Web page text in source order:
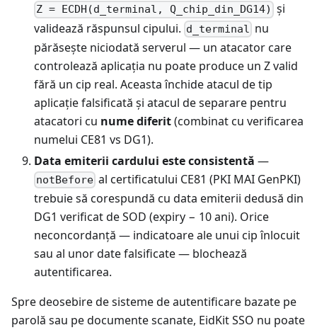
Z = ECDH(d_terminal, Q_chip_din_DG14) și
validează răspunsul cipului. d_terminal nu
părăsește niciodată serverul — un atacator care
controlează aplicația nu poate produce un Z valid
fără un cip real. Aceasta închide atacul de tip
aplicație falsificată și atacul de separare pentru
atacatori cu nume diferit(combinat cu verificarea
numelui CE81 vs DG1).
Data emiterii cardului este consistentă —
notBefore al certificatului CE81 (PKI MAI GenPKI)
trebuie să corespundă cu data emiterii dedusă din
DG1 verificat de SOD (expiry − 10 ani). Orice
neconcordanță — indicatoare ale unui cip înlocuit
sau al unor date falsificate — blochează
autentificarea.
Spre deosebire de sisteme de autentificare bazate pe
parolă sau pe documente scanate, EidKit SSO nu poate